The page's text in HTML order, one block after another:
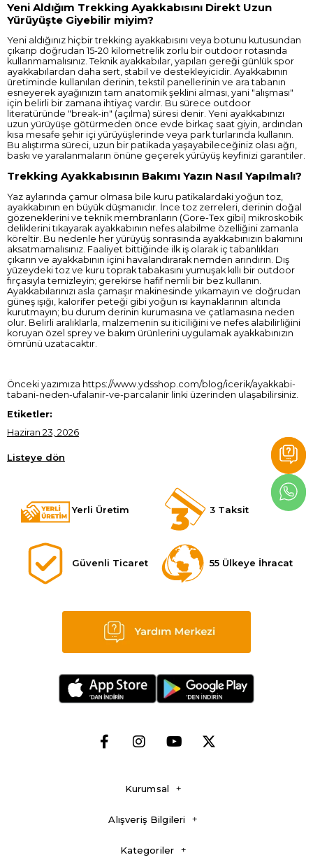
Yeni Aldığım Trekking Ayakkabısını Direkt Uzun
Yürüyüşte Giyebilir miyim?
Yeni aldığınız hiçbir trekking ayakkabısını veya botunu kutusundan
çıkarıp doğrudan 15-20 kilometrelik zorlu bir outdoor rotasında
kullanmamalısınız. Teknik ayakkabılar, yapıları gereği günlük spor
ayakkabılardan daha sert, stabil ve destekleyicidir. Ayakkabının
üretiminde kullanılan derinin, tekstil panellerinin ve ara tabanın
esneyerek ayağınızın tam anatomik şeklini alması, yani "alışması"
için belirli bir zamana ihtiyaç vardır. Bu sürece outdoor
literatüründe "break-in" (açılma) süresi denir. Yeni ayakkabınızı
uzun yürüyüşe götürmeden önce evde birkaç saat giyin, ardından
kısa mesafe şehir içi yürüyüşlerinde veya park turlarında kullanın.
Bu alıştırma süreci, uzun bir patikada yaşayabileceğiniz olası ağrı,
baskı ve yaralanmaların önüne geçerek yürüyüş keyfinizi garantiler.
Trekking Ayakkabısının Bakımı Yazın Nasıl Yapılmalı?
Yaz aylarında çamur olmasa bile kuru patikalardaki yoğun toz,
ayakkabının en büyük düşmanıdır. İnce toz zerreleri, derinin doğal
gözeneklerini ve teknik membranların (Gore-Tex gibi) mikroskobik
deliklerini tıkayarak ayakkabının nefes alabilme özelliğini zamanla
köreltir. Bu nedenle her yürüyüş sonrasında ayakkabınızın bakımını
aksatmamalısınız. Faaliyet bittiğinde ilk iş olarak iç tabanlıkları
çıkarın ve ayakkabının içini havalandırarak nemden arındırın. Dış
yüzeydeki toz ve kuru toprak tabakasını yumuşak kıllı bir outdoor
fırçasıyla temizleyin; gerekirse hafif nemli bir bez kullanın.
Ayakkabılarınızı asla çamaşır makinesinde yıkamayın ve doğrudan
güneş ışığı, kalorifer peteği gibi yoğun ısı kaynaklarının altında
kurutmayın; bu durum derinin kurumasına ve çatlamasına neden
olur. Belirli aralıklarla, malzemenin su iticiliğini ve nefes alabilirliğini
koruyan özel sprey ve bakım ürünlerini uygulamak ayakkabınızın
ömrünü uzatacaktır.
Önceki yazımıza https://www.ydsshop.com/blog/icerik/ayakkabi-
tabani-neden-ufalanir-ve-parcalanir linki üzerinden ulaşabilirsiniz.
Etiketler:
Haziran 23, 2026
Listeye dön
Yerli Üretim 3 Taksit
Güvenli Ticaret 55 Ülkeye İhracat
Kurumsal
Alışveriş Bilgileri
Kategoriler